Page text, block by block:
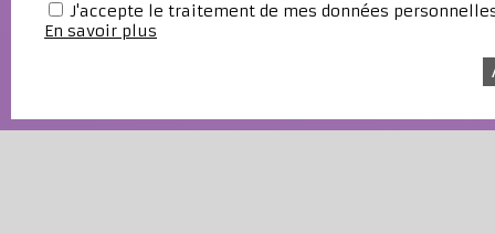
J'accepte le traitement de mes données
En savoir plus